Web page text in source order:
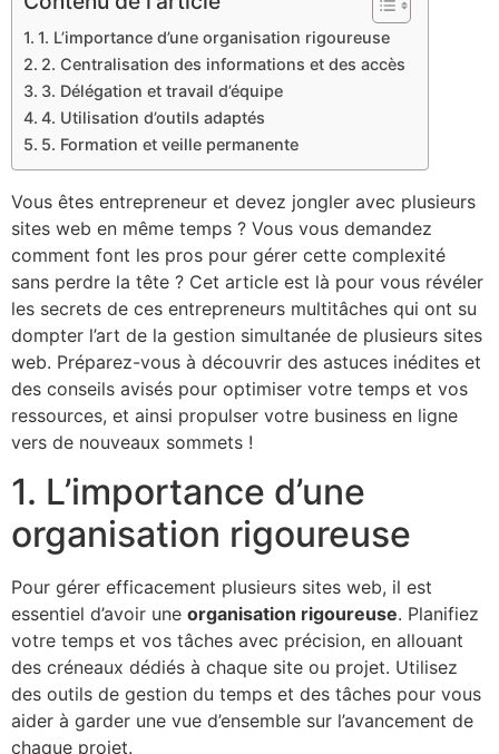
1. L’importance d’une organisation rigoureuse
2. Centralisation des informations et des accès
3. Délégation et travail d’équipe
4. Utilisation d’outils adaptés
5. Formation et veille permanente
Vous êtes entrepreneur et devez jongler avec plusieurs
sites web en même temps ? Vous vous demandez
comment font les pros pour gérer cette complexité
sans perdre la tête ? Cet article est là pour vous révéler
les secrets de ces entrepreneurs multitâches qui ont su
dompter l’art de la gestion simultanée de plusieurs sites
web. Préparez-vous à découvrir des astuces inédites et
des conseils avisés pour optimiser votre temps et vos
ressources, et ainsi propulser votre business en ligne
vers de nouveaux sommets !
1. L’importance d’une
organisation rigoureuse
Pour gérer efficacement plusieurs sites web, il est
essentiel d’avoir une organisation rigoureuse. Planifiez
votre temps et vos tâches avec précision, en allouant
des créneaux dédiés à chaque site ou projet. Utilisez
des outils de gestion du temps et des tâches pour vous
aider à garder une vue d’ensemble sur l’avancement de
chaque projet.